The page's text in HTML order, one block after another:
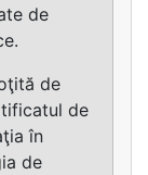
de
de
de
în
de